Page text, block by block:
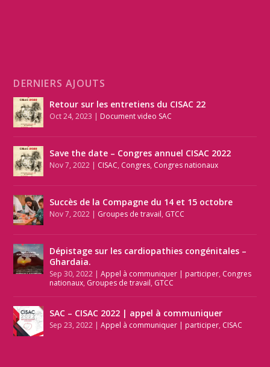
DERNIERS AJOUTS
Retour sur les entretiens du CISAC 22
Oct 24, 2023 | Document video SAC
Save the date – Congres annuel CISAC 2022
Nov 7, 2022 | CISAC, Congres, Congres nationaux
Succès de la Compagne du 14 et 15 octobre
Nov 7, 2022 | Groupes de travail, GTCC
Dépistage sur les cardiopathies congénitales –
Ghardaia.
Sep 30, 2022 |Appel à communiquer | participer, Congres
nationaux, Groupes de travail, GTCC
SAC – CISAC 2022 | appel à communiquer
Sep 23, 2022 |Appel à communiquer | participer, CISAC